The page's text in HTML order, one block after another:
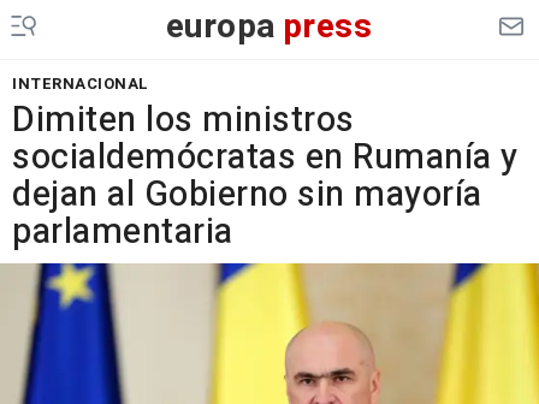
europa press
INTERNACIONAL
Dimiten los ministros
socialdemócratas en Rumanía y
dejan al Gobierno sin mayoría
parlamentaria